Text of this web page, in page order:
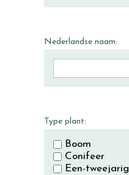
Nederlandse naam:
Type plant:
Boom
Conifeer
Een-tweejarig